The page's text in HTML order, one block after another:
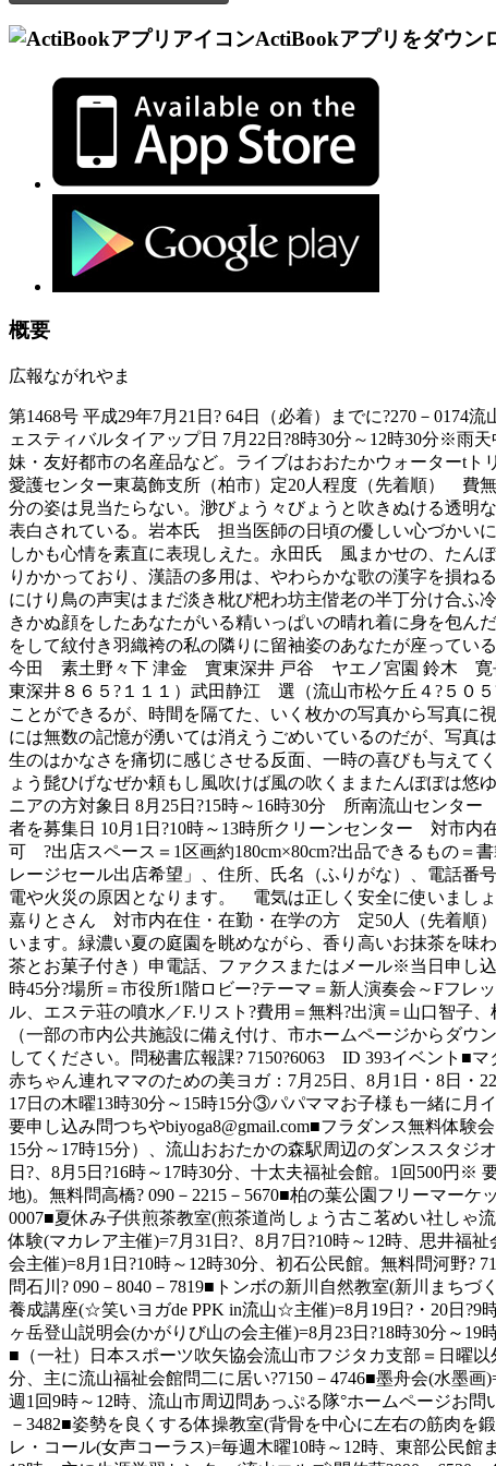
ActiBookアプリをダウン
概要
広報ながれやま
第1468号 平成29年7月21日? 64日（必着）までに?270－
ェスティバルタイアップ日 7月22日?8時30分～12時30分※
妹・友好都市の名産品など。ライブはおおたかウォーターtト
愛護センター東葛飾支所（柏市）定20人程度（先着順） 費
分の姿は見当たらない。渺びょう々びょうと吹きぬける透明
表白されている。岩本氏 担当医師の日頃の優しい心づかい
しかも心情を素直に表現しえた。永田氏 風まかせの、たん
りかかっており、漢語の多用は、やわらかな歌の漢字を損ね
にけり鳥の声実はまだ淡き枇び杷わ坊主偕老の半丁分け
きかぬ顔をしたあなたがいる精いっぱいの晴れ着に身を包ん
をして紋付き羽織袴の私の隣りに留袖姿のあなたが座ってい
今田 素土野々下 津金 實東深井 戸谷 ヤエノ宮園 鈴木 寛
東深井８６５?１１１）武田静江 選（流山市松ケ丘４?５０
ことができるが、時間を隔てた、いく枚かの写真から写真に
には無数の記憶が湧いては消えうごめいているのだが、写真
生のはかなさを痛切に感じさせる反面、一時の喜びも与えて
ょう髭ひげなぜか頼もし風吹けば風の吹くままたんぽぽ
ニアの方対象日 8月25日?15時～16時30分 所南流山センタ
者を募集日 10月1日?10時～13時所クリーンセンター 対市
可 ?出店スペース＝1区画約180cm×80cm?出品できるもの
レージセール出店希望」、住所、氏名（ふりがな）、電話
電や火災の原因となります。 電気は正しく安全に使いまし
嘉りとさん 対市内在住・在勤・在学の方 定50人（先着順
います。緑濃い夏の庭園を眺めながら、香り高いお抹茶を味
茶とお菓子付き）申電話、ファクスまたはメール※当日申し込
時45分?場所＝市役所1階ロビー?テーマ＝新人演奏会～Fフレ
ル、エステ荘の噴水／F.リスト?費用＝無料?出演＝山口智
（一部の市内公共施設に備え付け、市ホームページからダ
してください。問秘書広報課? 7150?6063 ID 393イベント■
赤ちゃん連れママのための美ヨガ：7月25日、8月1日・8日・
17日の木曜13時30分～15時15分③パパママお子様も一緒に
要申し込み問つちやbiyoga8@gmail.com■フラダンス無料体
15分～17時15分）、流山おおたかの森駅周辺のダンススタジ
日?、8月5日?16時～17時30分、十太夫福祉会館。1回500円※
地)。無料問高橋? 090－2215－5670■柏の葉公園フリーマー
0007■夏休み子供煎茶教室(煎茶道尚しょう古こ茗めい社しゃ
体験(マカレア主催)=7月31日?、8月7日?10時～12時、思井福
会主催)=8月1日?10時～12時30分、初石公民館。無料問河野?
問石川? 090－8040－7819■トンボの新川自然教室(新川まち
養成講座(☆笑いヨガde PPK in流山☆主催)=8月19日?・20日?9
ヶ岳登山説明会(かがりび山の会主催)=8月23日?18時30分～
■（一社）日本スポーツ吹矢協会流山市フジタカ支部＝日曜
分、主に流山福祉会館問二に居い?7150－4746■墨舟会(水墨
週1回9時～12時、流山市周辺問あっぷる隊°ホームページお
－3482■姿勢を良くする体操教室(背骨を中心に左右の筋肉を
レ・コール(女声コーラス)=毎週木曜10時～12時、東部公民